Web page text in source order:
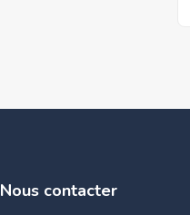
Nous contacter